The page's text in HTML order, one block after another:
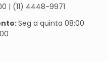
| (11) 4448-9971
Seg a quinta 08:00